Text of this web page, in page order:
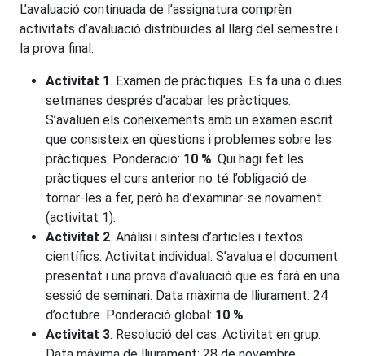
L’avaluació continuada de l’assignatura comprèn
activitats d’avaluació distribuïdes al llarg del semestre i
la prova final:
Activitat 1. Examen de pràctiques. Es fa una o dues
setmanes després d’acabar les pràctiques.
S’avaluen els coneixements amb un examen escrit
que consisteix en qüestions i problemes sobre les
pràctiques. Ponderació: 10 %. Qui hagi fet les
pràctiques el curs anterior no té l’obligació de
tornar-les a fer, però ha d’examinar-se novament
(activitat 1).
Activitat 2. Anàlisi i síntesi d’articles i textos
científics. Activitat individual. S’avalua el document
presentat i una prova d’avaluació que es farà en una
sessió de seminari. Data màxima de lliurament: 24
d’octubre. Ponderació global: 10 %.
Activitat 3. Resolució del cas. Activitat en grup.